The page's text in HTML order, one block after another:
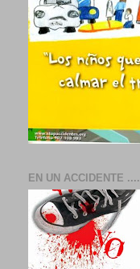
EN UN ACCIDENTE ....